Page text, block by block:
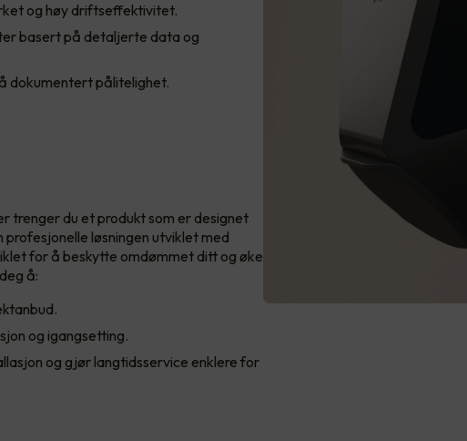
og høy driftseffektivitet.
basert på detaljerte data og
dokumentert pålitelighet.
trenger du et produkt som er designet
løsningen utviklet med
for å beskytte omdømmet ditt og øke
å:
og igangsetting.
og gjør langtidsservice enklere for